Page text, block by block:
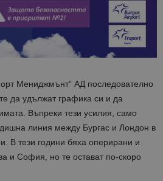
Мениджмънт“ АД последователно
да удължат графика си и да
Въпреки тези усилия, само
линия между Бургас и Лондон в
В тези години бяха оперирани и
и София, но те остават по-скоро